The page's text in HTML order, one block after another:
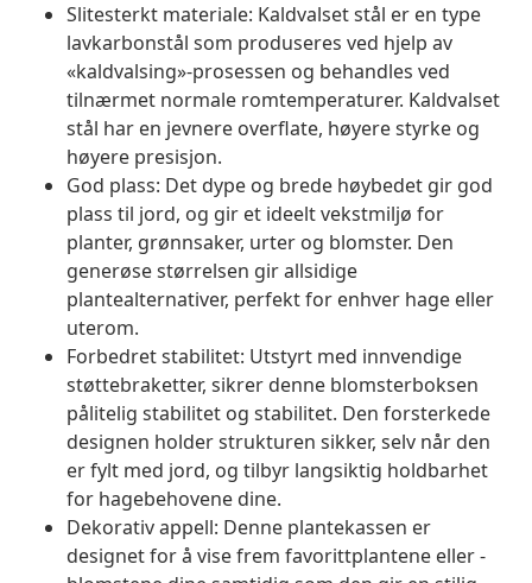
Slitesterkt materiale: Kaldvalset stål er en type
lavkarbonstål som produseres ved hjelp av
«kaldvalsing»-prosessen og behandles ved
tilnærmet normale romtemperaturer. Kaldvalset
stål har en jevnere overflate, høyere styrke og
høyere presisjon.
God plass: Det dype og brede høybedet gir god
plass til jord, og gir et ideelt vekstmiljø for
planter, grønnsaker, urter og blomster. Den
generøse størrelsen gir allsidige
plantealternativer, perfekt for enhver hage eller
uterom.
Forbedret stabilitet: Utstyrt med innvendige
støttebraketter, sikrer denne blomsterboksen
pålitelig stabilitet og stabilitet. Den forsterkede
designen holder strukturen sikker, selv når den
er fylt med jord, og tilbyr langsiktig holdbarhet
for hagebehovene dine.
Dekorativ appell: Denne plantekassen er
designet for å vise frem favorittplantene eller -